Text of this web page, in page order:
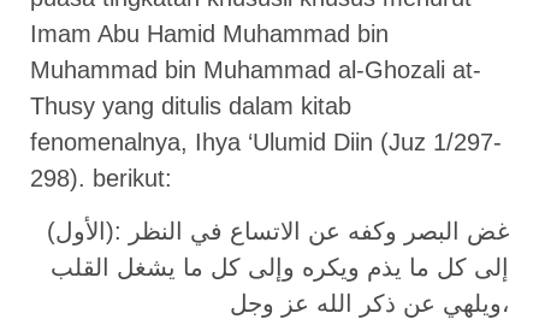
Imam Abu Hamid Muhammad bin
Muhammad bin Muhammad al-Ghozali at-
Thusy yang ditulis dalam kitab
fenomenalnya, Ihya ‘Ulumid Diin (Juz 1/297-
298). berikut:
(الأول): غض البصر وكفه عن الاتساع في النظر
إلى كل ما يذم ويكره وإلى كل ما يشغل القلب
ويلهي عن ذكر الله عز وجل،